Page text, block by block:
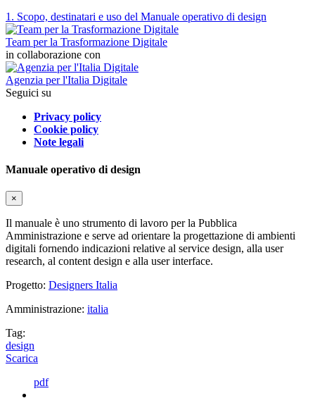
1. Scopo, destinatari e uso del Manuale operativo di design
Team per la Trasformazione Digitale
in collaborazione con
Agenzia per l'Italia Digitale
Seguici su
Privacy policy
Cookie policy
Note legali
Manuale operativo di design
×
Il manuale è uno strumento di lavoro per la Pubblica
Amministrazione e serve ad orientare la progettazione di ambienti
digitali fornendo indicazioni relative al service design, alla user
research, al content design e alla user interface.
Progetto: Designers Italia
Amministrazione: italia
Tag:
design
Scarica
pdf